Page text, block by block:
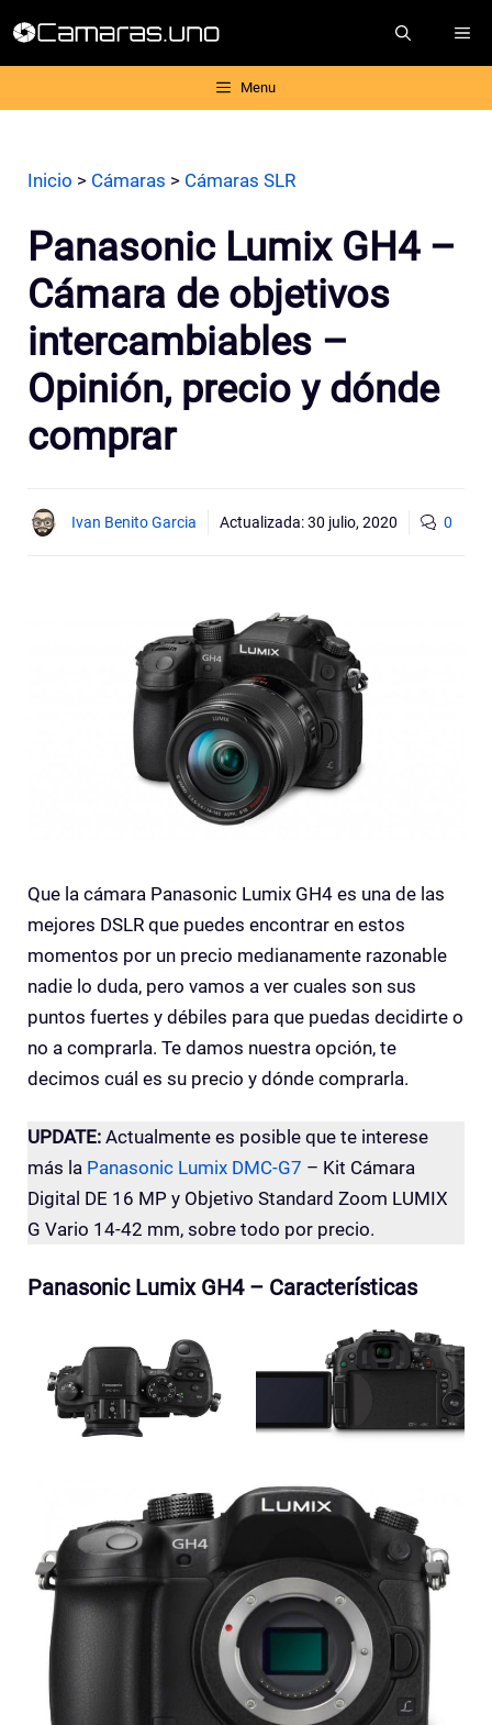
Menu
Inicio > Cámaras > Cámaras SLR
Panasonic Lumix GH4 –
Cámara de objetivos
intercambiables –
Opinión, precio y dónde
comprar
Ivan Benito Garcia Actualizada:30 julio, 2020 0
Que la cámara Panasonic Lumix GH4 es una de las
mejores DSLR que puedes encontrar en estos
momentos por un precio medianamente razonable
nadie lo duda, pero vamos a ver cuales son sus
puntos fuertes y débiles para que puedas decidirte o
no a comprarla. Te damos nuestra opción, te
decimos cuál es su precio y dónde comprarla.
UPDATE: Actualmente es posible que te interese
más la Panasonic Lumix DMC-G7 – Kit Cámara
Digital DE 16 MP y Objetivo Standard Zoom LUMIX
G Vario 14-42 mm, sobre todo por precio.
Panasonic Lumix GH4 – Características